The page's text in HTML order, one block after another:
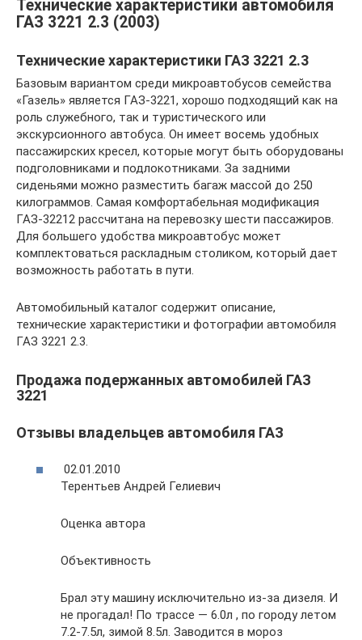
Технические характеристики автомобиля
ГАЗ 3221 2.3 (2003)
Технические характеристики ГАЗ 3221 2.3
Базовым вариантом среди микроавтобусов семейства
«Газель» является ГАЗ-3221, хорошо подходящий как на
роль служебного, так и туристического или
экскурсионного автобуса. Он имеет восемь удобных
пассажирских кресел, которые могут быть оборудованы
подголовниками и подлокотниками. За задними
сиденьями можно разместить багаж массой до 250
килограммов. Самая комфортабельная модификация
ГАЗ-32212 рассчитана на перевозку шести пассажиров.
Для большего удобства микроавтобус может
комплектоваться раскладным столиком, который дает
возможность работать в пути.
Автомобильный каталог содержит описание,
технические характеристики и фотографии автомобиля
ГАЗ 3221 2.3.
Продажа подержанных автомобилей ГАЗ
3221
Отзывы владельцев автомобиля ГАЗ
02.01.2010
Терентьев Андрей Гелиевич
Оценка автора
Объективность
Брал эту машину исключительно из-за дизеля. И
не прогадал! По трассе — 6.0л , по городу летом
7.2-7.5л, зимой 8.5л. Заводится в мороз